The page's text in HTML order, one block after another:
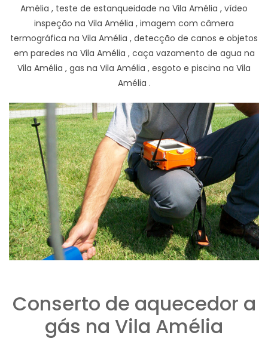
Amélia , teste de estanqueidade na Vila Amélia , vídeo
inspeção na Vila Amélia , imagem com câmera
termográfica na Vila Amélia , detecção de canos e objetos
em paredes na Vila Amélia , caça vazamento de agua na
Vila Amélia , gas na Vila Amélia , esgoto e piscina na Vila
Amélia .
Conserto de aquecedor a
gás na Vila Amélia